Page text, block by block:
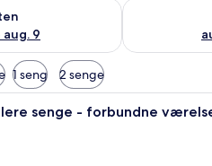
aug. 9
i aften aug. 8 - aug. 9
Tjek
1 seng 2 senge
Et hotelværelse med en
senge - forbundne